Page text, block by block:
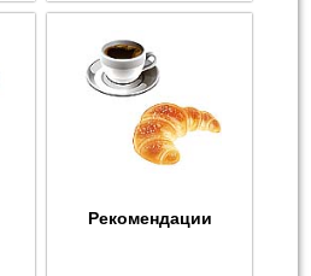
Рекомендации